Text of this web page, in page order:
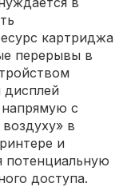
картриджа
перерывы в
дисплей
с
в
и
доступа.